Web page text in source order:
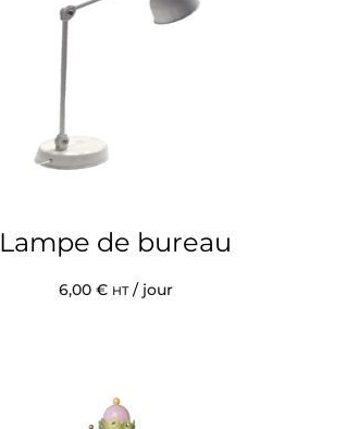
Lampe de bureau
6,00 € HT/ jour